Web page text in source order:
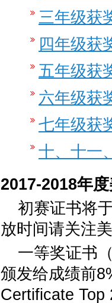
三年级获
四年级获
五年级获
六年级获
七年级获
十、十一
2017-2018年
初赛证书将
放时间请关注
一等奖证书
颁发给成绩前
Certificate Top